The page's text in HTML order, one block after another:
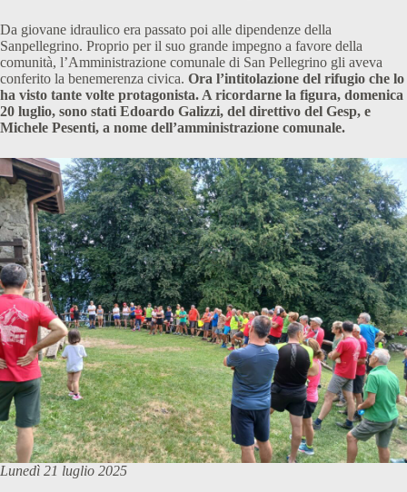
Da giovane idraulico era passato poi alle dipendenze della
Sanpellegrino. Proprio per il suo grande impegno a favore della
comunità, l’Amministrazione comunale di San Pellegrino gli aveva
conferito la benemerenza civica. Ora l’intitolazione del rifugio che lo
ha visto tante volte protagonista. A ricordarne la figura, domenica
20 luglio, sono stati Edoardo Galizzi, del direttivo del Gesp, e
Michele Pesenti, a nome dell’amministrazione comunale.
Lunedì 21 luglio 2025